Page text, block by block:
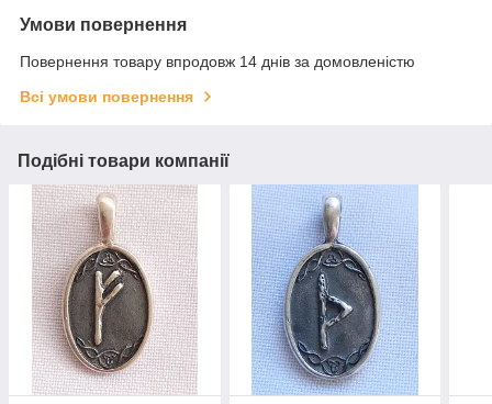
Умови повернення
Повернення товару впродовж 14 днів за домовленістю
Всі умови повернення
Подібні товари компанії